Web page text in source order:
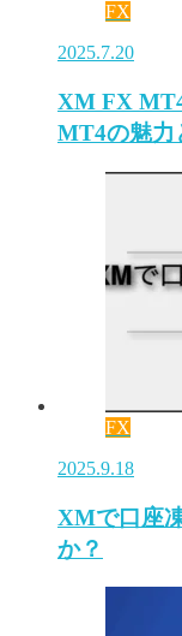
FX
2025.7.20
XM FX
MT4の魅力
FX
2025.9.18
XMで口座
か？